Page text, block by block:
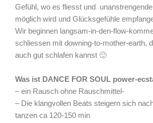
Gefühl, wo es fliesst und
möglich wird und Glücksgefühle
Wir beginnen langsam-in-den-flow-
schliessen mit downing-to-mother-earth,
auch gut schlafen kannst 🙂
Was ist DANCE FOR SOUL power-
– ein Rausch ohne Rauschmittel-
– Die klangvollen Beats steigern sich
tanzen ca 120-150 min